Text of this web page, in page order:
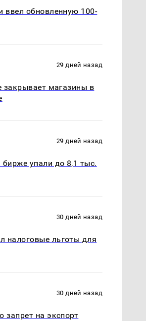
ввел обновленную 100-
29 дней назад
закрывает магазины в
29 дней назад
упали до 8,1 тыс.
30 дней назад
налоговые льготы для
30 дней назад
запрет на экспорт